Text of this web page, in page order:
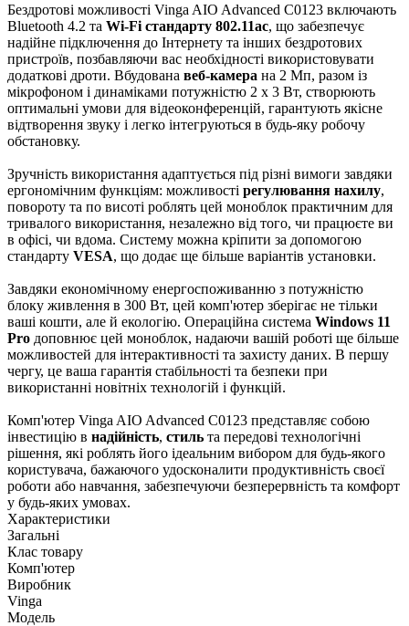
Бездротові можливості Vinga AIO Advanced C0123 включають
Bluetooth 4.2 та Wi-Fi стандарту 802.11ac, що забезпечує
надійне підключення до Інтернету та інших бездротових
пристроїв, позбавляючи вас необхідності використовувати
додаткові дроти. Вбудована веб-камера на 2 Мп, разом із
мікрофоном і динаміками потужністю 2 x 3 Вт, створюють
оптимальні умови для відеоконференцій, гарантують якісне
відтворення звуку і легко інтегруються в будь-яку робочу
обстановку.
Зручність використання адаптується під різні вимоги завдяки
ергономічним функціям: можливості регулювання нахилу,
повороту та по висоті роблять цей моноблок практичним для
тривалого використання, незалежно від того, чи працюєте ви
в офісі, чи вдома. Систему можна кріпити за допомогою
стандарту VESA, що додає ще більше варіантів установки.
Завдяки економічному енергоспоживанню з потужністю
блоку живлення в 300 Вт, цей комп'ютер зберігає не тільки
ваші кошти, але й екологію. Операційна система Windows 11
Pro доповнює цей моноблок, надаючи вашій роботі ще більше
можливостей для інтерактивності та захисту даних. В першу
чергу, це ваша гарантія стабільності та безпеки при
використанні новітніх технологій і функцій.
Комп'ютер Vinga AIO Advanced C0123 представляє собою
інвестицію в надійність, стиль та передові технологічні
рішення, які роблять його ідеальним вибором для будь-якого
користувача, бажаючого удосконалити продуктивність своєї
роботи або навчання, забезпечуючи безперервність та комфорт
у будь-яких умовах.
Характеристики
Загальні
Клас товару
Комп'ютер
Виробник
Vinga
Модель